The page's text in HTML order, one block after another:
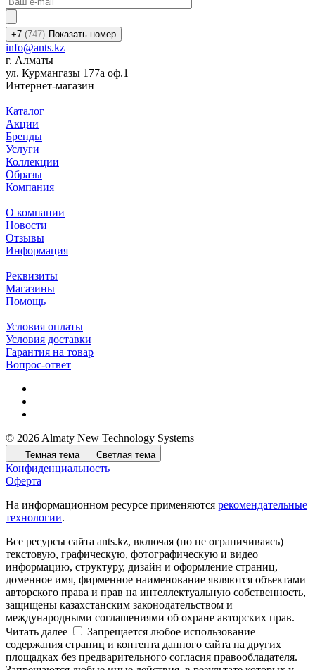
+7 (747) Показать номер
info@ants.kz
г. Алматы
ул. Курмангазы 177а оф.1
Интернет-магазин
Каталог
Акции
Бренды
Услуги
Коллекции
Образы
Компания
О компании
Новости
Отзывы
Информация
Реквизиты
Магазины
Помощь
Условия оплаты
Условия доставки
Гарантия на товар
Вопрос-ответ
© 2026 Almaty New Technology Systems
Темная тема Светлая тема
Конфиденциальность
Оферта
На информационном ресурсе применяются рекомендательные
технологии.
Все ресурсы сайта ants.kz, включая (но не ограничиваясь)
текстовую, графическую, фотографическую и видео
информацию, структуру, дизайн и оформление страниц,
доменное имя, фирменное наименование являются объектами
авторского права и прав на интеллектуальную собственность,
защищены казахстанским законодательством и
международными соглашениями об охране авторских прав.
Читать далее
Запрещается любое использование
содержания страниц и контента данного сайта на других
площадках без предварительного согласия правообладателя.